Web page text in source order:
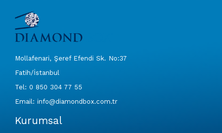
Mollafenari, Şeref Efendi Sk. No:37
Fatih/İstanbul
Tel: 0 850 304 77 55
Email: info@diamondbox.com.tr
Kurumsal